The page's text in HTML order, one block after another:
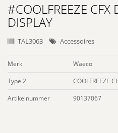
#COOLFREEZE CFX
DISPLAY
TAL3063 Accessoires
Merk
Waeco
Type 2
COOLFREEZE
Artikelnummer
90137067